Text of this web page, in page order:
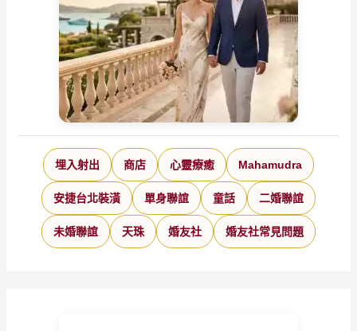
埋入射出 商店 心靈療癒 Mahamudra
安捷台北裝潢 單身聯誼 童話 二婚聯誼
未婚聯誼 天珠 婚友社 婚友社常見問題